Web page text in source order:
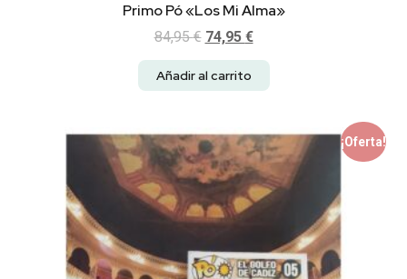
Primo Pó «Los Mi Alma»
84,95€ 74,95 €
Añadir al carrito
¡Oferta!